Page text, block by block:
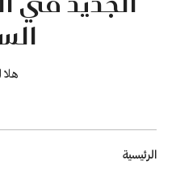
هلا
Breadcrumb
الرئيسية